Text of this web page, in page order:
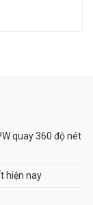
quay 360 độ nét
hiện nay